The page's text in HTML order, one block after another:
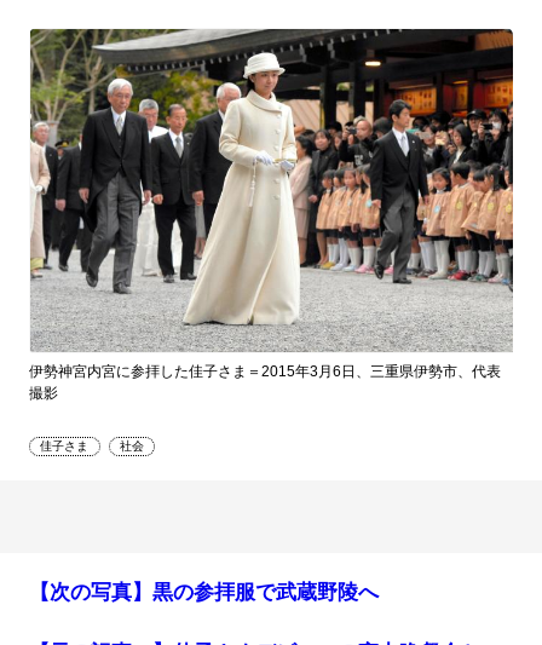
伊勢神宮内宮に参拝した佳子さま＝2015年3月6日、三重県伊勢市、代表
撮影
佳子さま 社会
【次の写真】黒の参拝服で武蔵野陵へ